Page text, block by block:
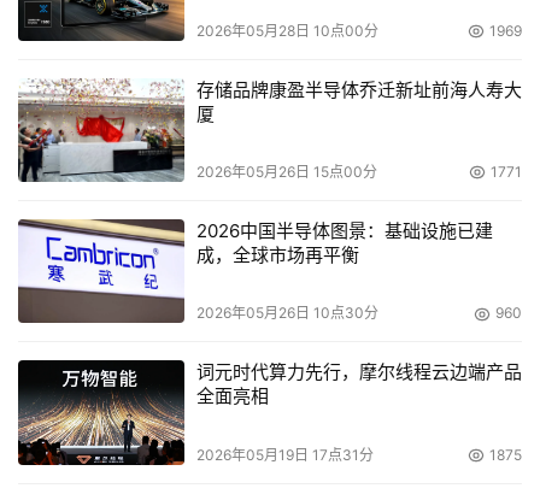
2026年05月28日 10点00分 1969
存储品牌康盈半导体乔迁新址前海人寿大
厦
2026年05月26日 15点00分 1771
2026中国半导体图景：基础设施已建
成，全球市场再平衡
2026年05月26日 10点30分 960
词元时代算力先行，摩尔线程云边端产品
全面亮相
2026年05月19日 17点31分 1875